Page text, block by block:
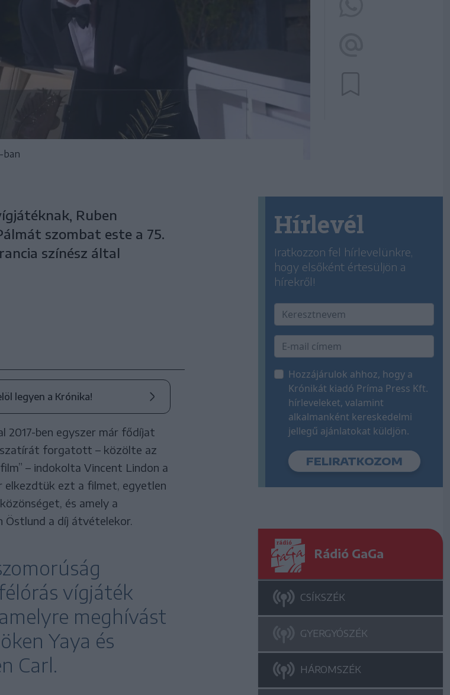
ban
Ruben
szombat este a 75.
színész által
legyen a Krónika!
2017-ben egyszer már fődíjat
forgatott – közölte az
– indokolta Vincent Lindon a
elkezdtük ezt a filmet, egyetlen
és amely a
Östlund a díj átvételekor.
vígjáték
meghívást
Yaya és
Carl.
Hírlevél
Iratkozzon fel hírlevelünkre,
hogy elsőként értesüljön a
hírekről!
Hozzájárulok ahhoz, hogy a
Krónikát kiadó Príma Press Kft.
hírleveleket, valamint
alkalmanként kereskedelmi
jellegű ajánlatokat küldjön.
Rádió GaGa
CSÍKSZÉK
GYERGYÓSZÉK
HÁROMSZÉK